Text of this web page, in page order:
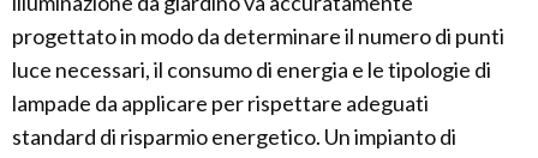
progettato in modo da determinare il numero di punti
luce necessari, il consumo di energia e le tipologie di
lampade da applicare per rispettare adeguati
standard di risparmio energetico. Un impianto di